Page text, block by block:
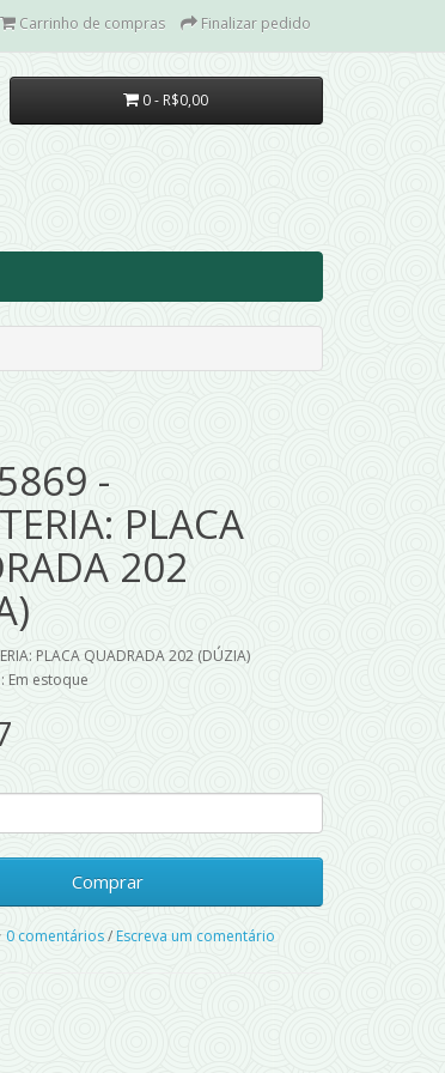
Carrinho de compras Finalizar pedido
0 - R$0,00
-
PLACA
202
PLACA QUADRADA 202 (DÚZIA)
Em estoque
Comprar
0 comentários/Escreva um comentário